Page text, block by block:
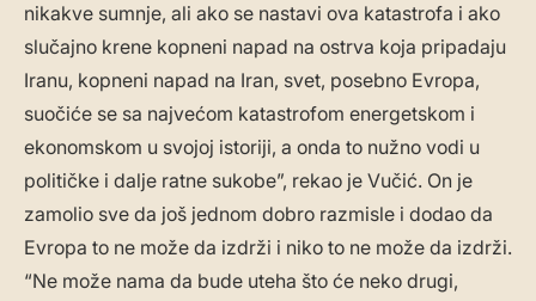
nikakve sumnje, ali ako se nastavi ova katastrofa i ako
slučajno krene kopneni napad na ostrva koja pripadaju
Iranu, kopneni napad na Iran, svet, posebno Evropa,
suočiće se sa najvećom katastrofom energetskom i
ekonomskom u svojoj istoriji, a onda to nužno vodi u
političke i dalje ratne sukobe”, rekao je Vučić. On je
zamolio sve da još jednom dobro razmisle i dodao da
Evropa to ne može da izdrži i niko to ne može da izdrži.
“Ne može nama da bude uteha što će neko drugi,